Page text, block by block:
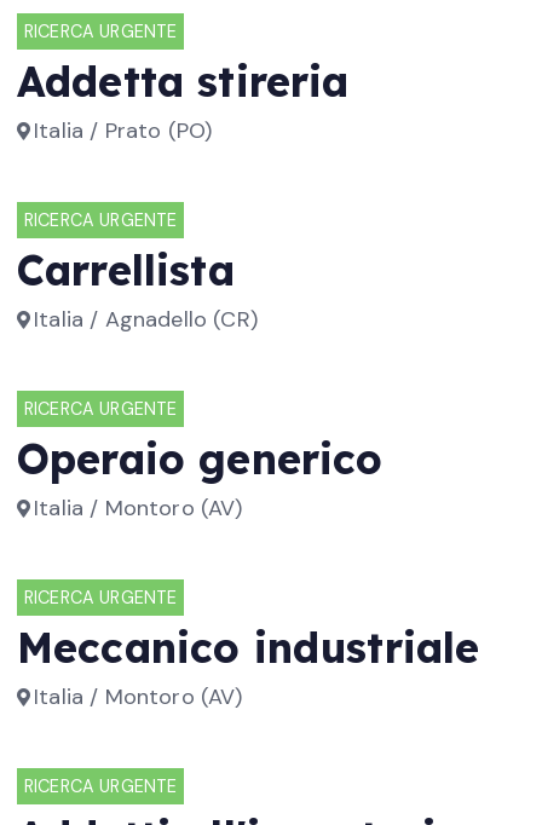
RICERCA URGENTE
Addetta stireria
Italia / Prato (PO)
RICERCA URGENTE
Carrellista
Italia / Agnadello (CR)
RICERCA URGENTE
Operaio generico
Italia / Montoro (AV)
RICERCA URGENTE
Meccanico industriale
Italia / Montoro (AV)
RICERCA URGENTE